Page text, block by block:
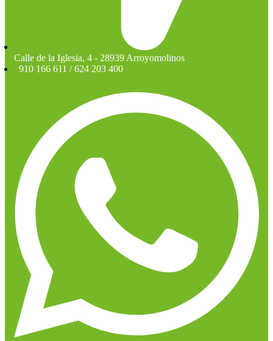
Calle de la Iglesia, 4 - 28939 Arroyomolinos
910 166 611 / 624 203 400